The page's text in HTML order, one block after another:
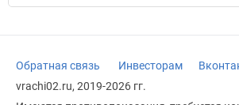
Обратная связь Инвесторам
vrachi02.ru, 2019-2026 гг.